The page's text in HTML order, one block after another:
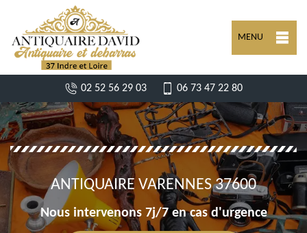
MENU
02 52 56 29 03 06 73 47 22 80
ANTIQUAIRE VARENNES 37600
Nous intervenons 7j/7 en cas d'urgence